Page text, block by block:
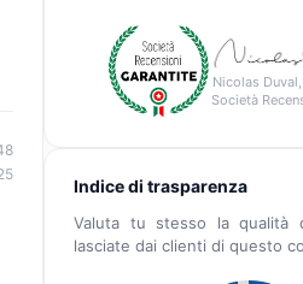
Nicolas
Società
Indice di trasparenza
Valuta tu stesso la qualità
lasciate dai clienti di questo